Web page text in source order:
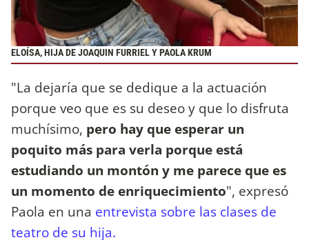
ELOÍSA, HIJA DE JOAQUIN FURRIEL Y PAOLA KRUM
"La dejaría que se dedique a la actuación
porque veo que es su deseo y que lo disfruta
muchísimo, pero hay que esperar un
poquito más para verla porque está
estudiando un montón y me parece que es
un momento de enriquecimiento", expresó
Paola en una entrevista sobre las clases de
teatro de su hija.